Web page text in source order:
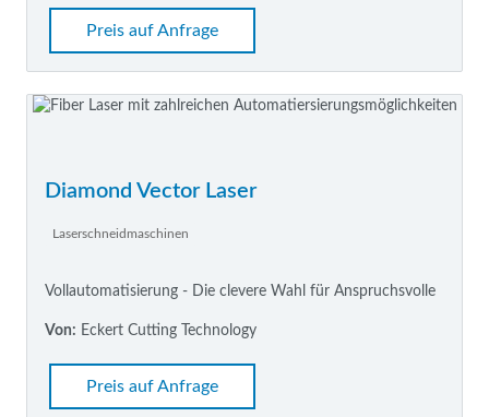
Preis auf Anfrage
Diamond Vector Laser
Laserschneidmaschinen
Vollautomatisierung - Die clevere Wahl für Anspruchsvolle
Von: Eckert Cutting Technology
Preis auf Anfrage